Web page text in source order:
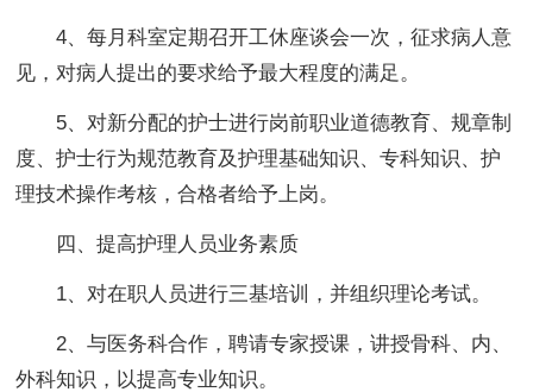
4、每月科室定期召开工休座谈会一次，征求病人意
见，对病人提出的要求给予最大程度的满足。
5、对新分配的护士进行岗前职业道德教育、规章制
度、护士行为规范教育及护理基础知识、专科知识、护
理技术操作考核，合格者给予上岗。
四、提高护理人员业务素质
1、对在职人员进行三基培训，并组织理论考试。
2、与医务科合作，聘请专家授课，讲授骨科、内、
外科知识，以提高专业知识。